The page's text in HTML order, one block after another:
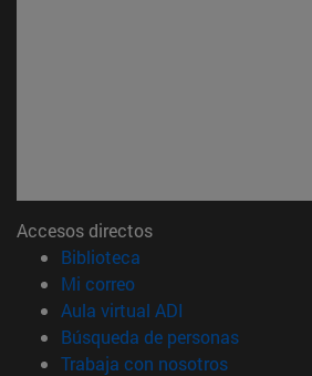
Accesos directos
Biblioteca
Mi correo(abre en nueva
Aula virtual ADI
Búsqueda de personas(abre en
Trabaja con nosotros(abre en